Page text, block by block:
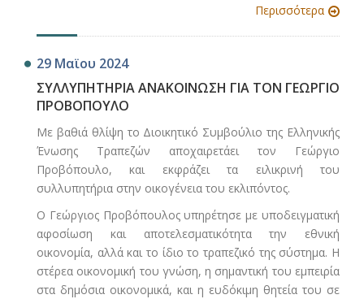
Περισσότερα
29 Μαϊου 2024
ΣΥΛΛΥΠΗΤΗΡΙΑ ΑΝΑΚΟΙΝΩΣΗ ΓΙΑ ΤΟΝ ΓΕΩΡΓΙΟ
ΠΡΟΒΟΠΟΥΛΟ
Με βαθιά θλίψη το Διοικητικό Συμβούλιο της Ελληνικής
Ένωσης Τραπεζών αποχαιρετάει τον Γεώργιο
Προβόπουλο, και εκφράζει τα ειλικρινή του
συλλυπητήρια στην οικογένεια του εκλιπόντος.
Ο Γεώργιος Προβόπουλος υπηρέτησε με υποδειγματική
αφοσίωση και αποτελεσματικότητα την εθνική
οικονομία, αλλά και το ίδιο το τραπεζικό της σύστημα. Η
στέρεα οικονομική του γνώση, η σημαντική του εμπειρία
στα δημόσια οικονομικά, και η ευδόκιμη θητεία του σε